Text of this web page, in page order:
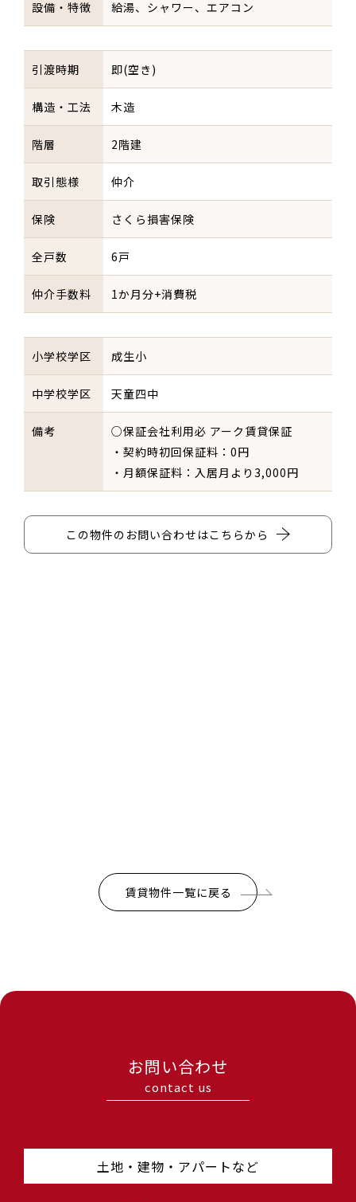
設備・特徴 給湯、シャワー、エアコン
引渡時期 即(空き)
構造・工法 木造
階層 2階建
取引態様 仲介
保険 さくら損害保険
全戸数 6戸
仲介手数料 1か月分+消費税
小学校学区 成生小
中学校学区 天童四中
備考
○保証会社利用必 アーク賃貸保証
・契約時初回保証料：0円
・月額保証料：入居月より3,000円
この物件のお問い合わせはこちらから
賃貸物件一覧に戻る
お問い合わせ
contact us
土地・建物・アパートなど